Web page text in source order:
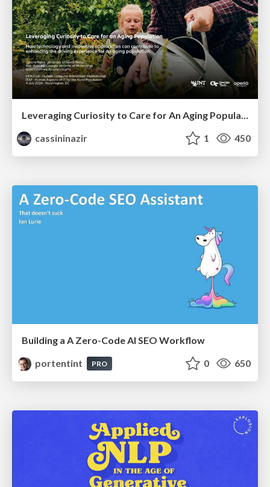
Leveraging Curiosity to Care for An Aging Population
cassininazir
1 450
Building a A Zero-Code AI SEO Workflow
portentint
PRO 0 650